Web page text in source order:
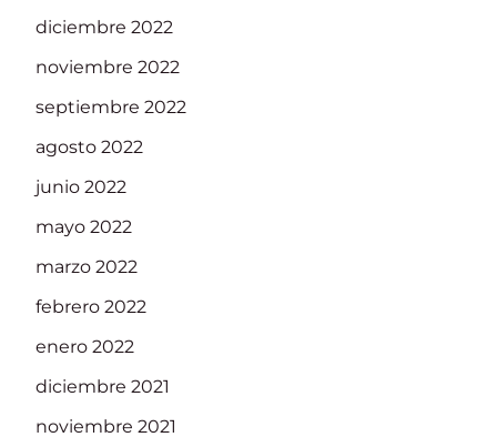
diciembre 2022
noviembre 2022
septiembre 2022
agosto 2022
junio 2022
mayo 2022
marzo 2022
febrero 2022
enero 2022
diciembre 2021
noviembre 2021